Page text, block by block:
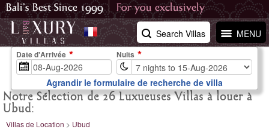
MENU
Search Villas
Notre Sélection de 26 Luxueuses Villas à louer à
Ubud:
Villas de Location > Ubud
Date d'Arrivée Nuits
Agrandir le formulaire de recherche de villa